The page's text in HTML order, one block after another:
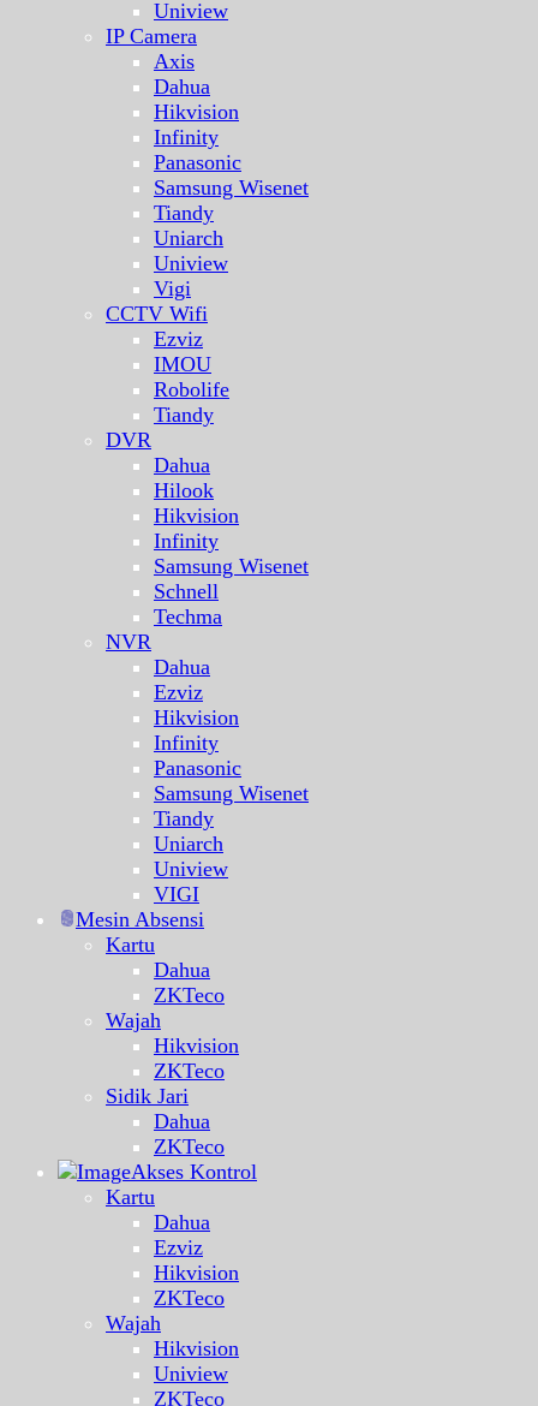
Uniview
IP Camera
Axis
Dahua
Hikvision
Infinity
Panasonic
Samsung Wisenet
Tiandy
Uniarch
Uniview
Vigi
CCTV Wifi
Ezviz
IMOU
Robolife
Tiandy
DVR
Dahua
Hilook
Hikvision
Infinity
Samsung Wisenet
Schnell
Techma
NVR
Dahua
Ezviz
Hikvision
Infinity
Panasonic
Samsung Wisenet
Tiandy
Uniarch
Uniview
VIGI
Mesin Absensi
Kartu
Dahua
ZKTeco
Wajah
Hikvision
ZKTeco
Sidik Jari
Dahua
ZKTeco
Akses Kontrol
Kartu
Dahua
Ezviz
Hikvision
ZKTeco
Wajah
Hikvision
Uniview
ZKTeco